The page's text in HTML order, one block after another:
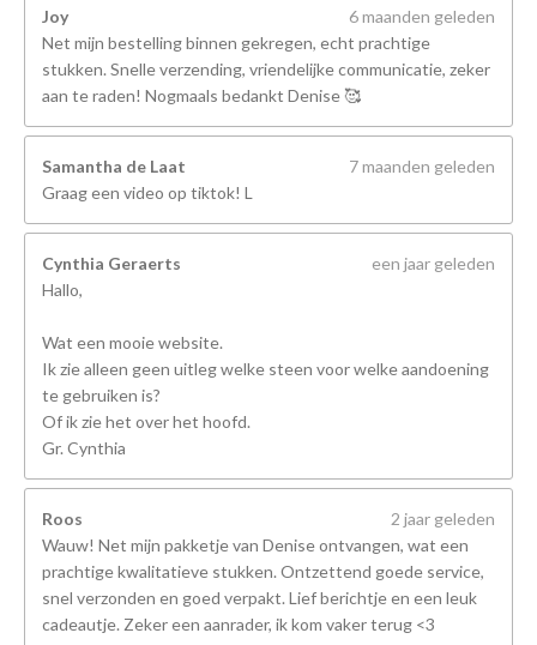
Joy
6 maanden geleden
Net mijn bestelling binnen gekregen, echt prachtige
stukken. Snelle verzending, vriendelijke communicatie, zeker
aan te raden! Nogmaals bedankt Denise 🥰
Samantha de Laat
7 maanden geleden
Graag een video op tiktok! L
Cynthia Geraerts
een jaar geleden
Hallo,
Wat een mooie website.
Ik zie alleen geen uitleg welke steen voor welke aandoening
te gebruiken is?
Of ik zie het over het hoofd.
Gr. Cynthia
Roos
2 jaar geleden
Wauw! Net mijn pakketje van Denise ontvangen, wat een
prachtige kwalitatieve stukken. Ontzettend goede service,
snel verzonden en goed verpakt. Lief berichtje en een leuk
cadeautje. Zeker een aanrader, ik kom vaker terug <3